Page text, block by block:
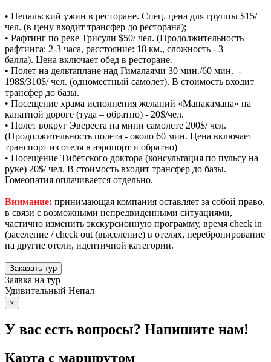
• Непальский ужин в ресторане. Спец. цена для группы $15/
чел. (в цену входит трансфер до ресторана);
• Рафтинг по реке Трисули $50/ чел. (Продолжительность
рафтинга: 2-3 часа, расстояние: 18 км., сложность - 3
балла). Цена включает обед в ресторане.
• Полет на дельтаплане над Гималаями 30 мин./60 мин. -
198$/310$/ чел. (одноместный самолет). В стоимость входит
трансфер до базы.
• Посещение храма исполнения желаний «Манакамана» на
канатной дороге (туда – обратно) - 20$/чел.
• Полет вокруг Эвереста на мини самолете 200$/ чел.
(Продолжительность полета - около 60 мин. Цена включает
транспорт из отеля в аэропорт и обратно)
• Посещение Тибетского доктора (консультация по пульсу на
руке) 20$/ чел. В стоимость входит трансфер до базы.
Гомеопатия оплачивается отдельно.
Внимание: принимающая компания оставляет за собой право,
в связи с возможными непредвиденными ситуациями,
частично изменить экскурсионную программу, время check in
(заселение / check out (выселение) в отелях, перебронирование
на другие отели, идентичной категории.
Заказать тур
Заявка на тур
Удивительный Непал
×
У вас есть вопросы? Напишите нам!
Карта с маршрутом